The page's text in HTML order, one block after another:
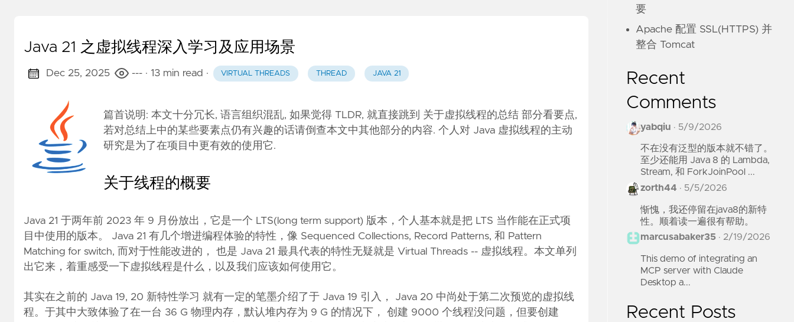
Java 21 之虚拟线程深入学习及应用场景
Dec 25, 2025 --- · 13 min read · VIRTUAL THREADS THREAD JAVA 21
篇首说明: 本文十分冗长, 语言组织混乱, 如果觉得 TLDR, 就直接跳到 关于虚拟线程的总结 部分看要点,
若对总结上中的某些要素点仍有兴趣的话请倒查本文中其他部分的内容. 个人对 Java 虚拟线程的主动
研究是为了在项目中更有效的使用它.
关于线程的概要
Java 21 于两年前 2023 年 9 月份放出，它是一个 LTS(long term support) 版本，个人基本就是把 LTS 当作能在正式项
目中使用的版本。 Java 21 有几个增进编程体验的特性，像 Sequenced Collections, Record Patterns, 和 Pattern
Matching for switch, 而对于性能改进的， 也是 Java 21 最具代表的特性无疑就是 Virtual Threads -- 虚拟线程。本文单列
出它来，着重感受一下虚拟线程是什么，以及我们应该如何使用它。
其实在之前的 Java 19, 20 新特性学习 就有一定的笔墨介绍了于 Java 19 引入， Java 20 中尚处于第二次预览的虚拟线
程。于其中大致体验了在一台 36 G 物理内存，默认堆内存为 9 G 的情况下， 创建 9000 个线程没问题，但要创建
要
Apache 配置 SSL(HTTPS) 并
整合 Tomcat
Recent
Comments
yabqiu · 5/9/2026
不在没有泛型的版本就不错了。
至少还能用 Java 8 的 Lambda,
Stream, 和 ForkJoinPool ...
zorth44 · 5/5/2026
惭愧，我还停留在java8的新特
性。顺着读一遍很有帮助。
marcusabaker35 · 2/19/2026
This demo of integrating an
MCP server with Claude
Desktop a...
Recent Posts